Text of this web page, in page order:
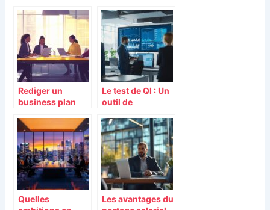
d’entreprise
réussi en trois
étapes simples
manutention
pour votre
entreprise
Rediger un
business plan
Methode et
conseils
d’experts
Le test de QI : Un
outil de
puissant en
entreprise à l’ère
de l’intelligence
artificielle
Quelles
Les avantages du